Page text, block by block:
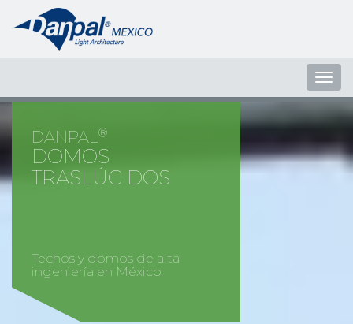
Abrir
DANPAL®
DOMOS
Techos y domos de alta